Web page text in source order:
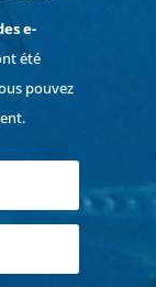
e-
été
pouvez